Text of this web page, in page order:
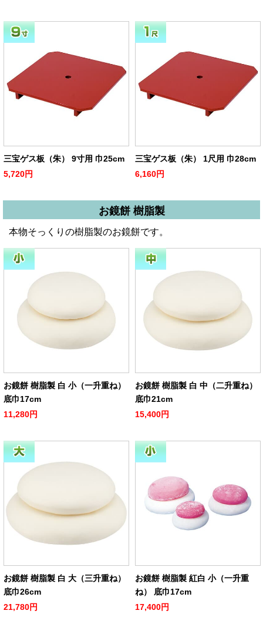
三宝ゲス板（朱） 9寸用 巾25cm
5,720円
三宝ゲス板（朱） 1尺用 巾28cm
6,160円
お鏡餅 樹脂製
本物そっくりの樹脂製のお鏡餅です。
お鏡餅 樹脂製 白 小（一升重ね）
底巾17cm
11,280円
お鏡餅 樹脂製 白 中（二升重ね）
底巾21cm
15,400円
お鏡餅 樹脂製 白 大（三升重ね）
底巾26cm
21,780円
お鏡餅 樹脂製 紅白 小（一升重
ね） 底巾17cm
17,400円